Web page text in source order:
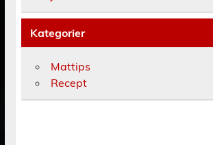
Kategorier
Mattips
Recept